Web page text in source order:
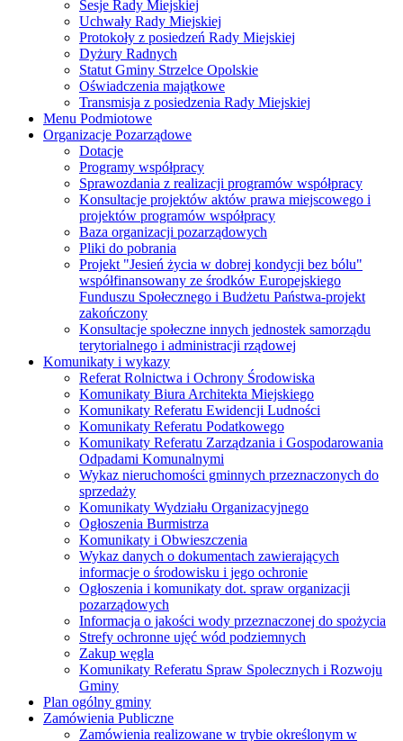
Sesje Rady Miejskiej
Uchwały Rady Miejskiej
Protokoły z posiedzeń Rady Miejskiej
Dyżury Radnych
Statut Gminy Strzelce Opolskie
Oświadczenia majątkowe
Transmisja z posiedzenia Rady Miejskiej
Menu Podmiotowe
Organizacje Pozarządowe
Dotacje
Programy współpracy
Sprawozdania z realizacji programów współpracy
Konsultacje projektów aktów prawa miejscowego i
projektów programów współpracy
Baza organizacji pozarządowych
Pliki do pobrania
Projekt "Jesień życia w dobrej kondycji bez bólu"
współfinansowany ze środków Europejskiego
Funduszu Społecznego i Budżetu Państwa-projekt
zakończony
Konsultacje społeczne innych jednostek samorządu
terytorialnego i administracji rządowej
Komunikaty i wykazy
Referat Rolnictwa i Ochrony Środowiska
Komunikaty Biura Architekta Miejskiego
Komunikaty Referatu Ewidencji Ludności
Komunikaty Referatu Podatkowego
Komunikaty Referatu Zarządzania i Gospodarowania
Odpadami Komunalnymi
Wykaz nieruchomości gminnych przeznaczonych do
sprzedaży
Komunikaty Wydziału Organizacyjnego
Ogłoszenia Burmistrza
Komunikaty i Obwieszczenia
Wykaz danych o dokumentach zawierających
informacje o środowisku i jego ochronie
Ogłoszenia i komunikaty dot. spraw organizacji
pozarządowych
Informacja o jakości wody przeznaczonej do spożycia
Strefy ochronne ujęć wód podziemnych
Zakup węgla
Komunikaty Referatu Spraw Spolecznych i Rozwoju
Gminy
Plan ogólny gminy
Zamówienia Publiczne
Zamówienia realizowane w trybie określonym w